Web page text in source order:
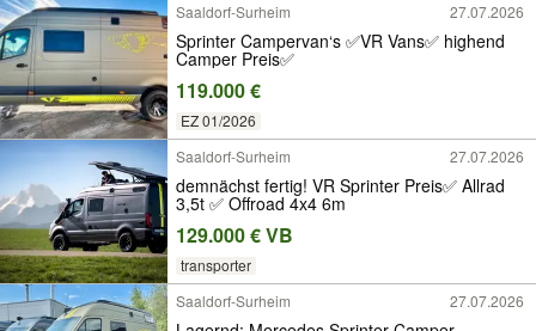
Saaldorf-Surheim 27.07.2026
Sprinter Campervan‘s ✅VR Vans✅ highend
Camper Preis✅
119.000 €
EZ 01/2026
Saaldorf-Surheim
27.07.2026
demnächst fertig! VR Sprinter Preis✅ Allrad
3,5t ✅ Offroad 4x4 6m
129.000 € VB
transporter
Saaldorf-Surheim
27.07.2026